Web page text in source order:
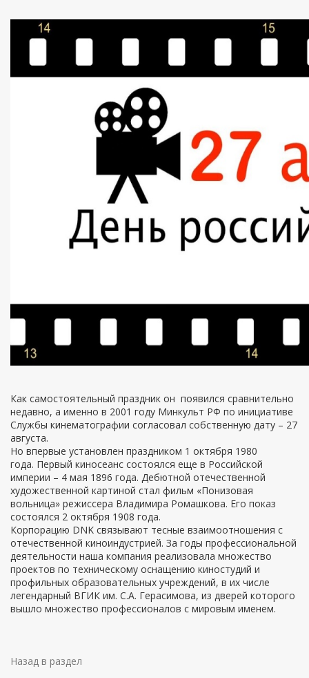
Как самостоятельный праздник он появился сравнительно
недавно, а именно в 2001 году Минкульт РФ по инициативе
Службы кинематографии согласовал собственную дату – 27
августа.
Но впервые установлен праздником 1 октября 1980
года. Первый киносеанс состоялся еще в Российской
империи – 4 мая 1896 года. Дебютной отечественной
художественной картиной стал фильм «Понизовая
вольница» режиссера Владимира Ромашкова. Его показ
состоялся 2 октября 1908 года.
Корпорацию DNK связывают тесные взаимоотношения с
отечественной киноиндустрией. За годы профессиональной
деятельности наша компания реализовала множество
проектов по техническому оснащению киностудий и
профильных образовательных учреждений, в их числе
легендарный ВГИК им. С.А. Герасимова, из дверей которого
вышло множество профессионалов с мировым именем.
Назад в раздел